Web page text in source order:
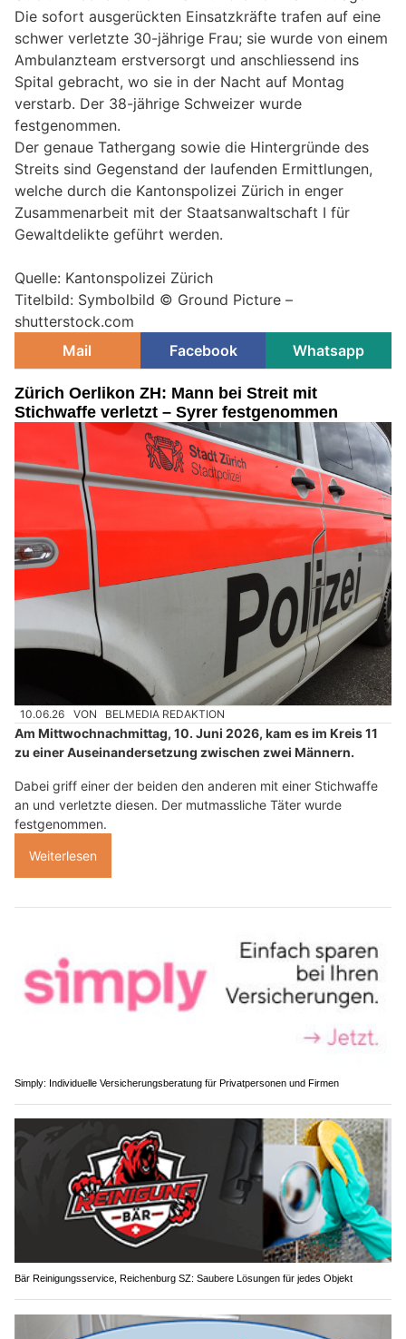
Die sofort ausgerückten Einsatzkräfte trafen auf eine
schwer verletzte 30-jährige Frau; sie wurde von einem
Ambulanzteam erstversorgt und anschliessend ins
Spital gebracht, wo sie in der Nacht auf Montag
verstarb. Der 38-jährige Schweizer wurde
festgenommen.
Der genaue Tathergang sowie die Hintergründe des
Streits sind Gegenstand der laufenden Ermittlungen,
welche durch die Kantonspolizei Zürich in enger
Zusammenarbeit mit der Staatsanwaltschaft I für
Gewaltdelikte geführt werden.
Quelle: Kantonspolizei Zürich
Titelbild: Symbolbild © Ground Picture –
shutterstock.com
Mail
Facebook Whatsapp
Zürich Oerlikon ZH: Mann bei Streit mit
Stichwaffe verletzt – Syrer festgenommen
10.06.26 VON BELMEDIA REDAKTION
Am Mittwochnachmittag, 10. Juni 2026, kam es im Kreis 11
zu einer Auseinandersetzung zwischen zwei Männern.
Dabei griff einer der beiden den anderen mit einer Stichwaffe
an und verletzte diesen. Der mutmassliche Täter wurde
festgenommen.
Weiterlesen
Simply: Individuelle Versicherungsberatung für Privatpersonen und Firmen
Bär Reinigungsservice, Reichenburg SZ: Saubere Lösungen für jedes Objekt